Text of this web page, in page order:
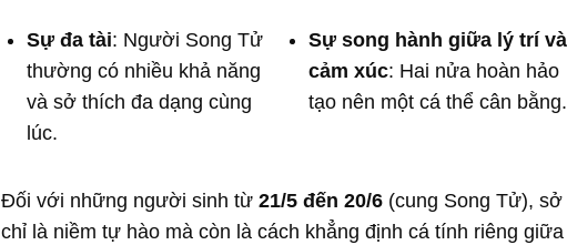
Sự đa tài: Người Song Tử
thường có nhiều khả năng
và sở thích đa dạng cùng
lúc.
Sự song hành giữa lý trí và
cảm xúc: Hai nửa hoàn hảo
tạo nên một cá thể cân bằng.
Đối với những người sinh từ 21/5 đến 20/6(cung Song Tử), sở
chỉ là niềm tự hào mà còn là cách khẳng định cá tính riêng